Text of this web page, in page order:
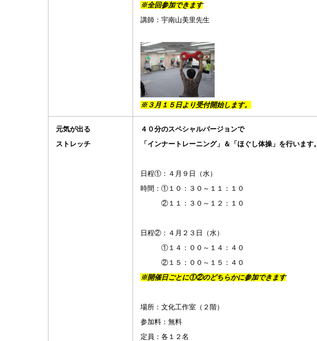
※全回参加できます
講師：宇南山美里先生
※３月１５日より受付開始します。
元気が出る
ストレッチ
４０分のスペシャルバージョンで
「インナートレーニング」＆「ほぐし体操」を行います。
日程①：４月９日（水）
時間：①１０：３０～１１：１０
②１１：３０～１２：１０
日程②：４月２３日（水）
①１４：００～１４：４０
②１５：００～１５：４０
※開催日ごとに①②のどちらかに参加できます
場所：文化工作室（２階）
参加料：無料
定員：各１２名